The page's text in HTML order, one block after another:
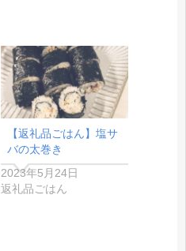
【返礼品ごはん】塩サ
バの太巻き
2023年5月24日
返礼品ごはん